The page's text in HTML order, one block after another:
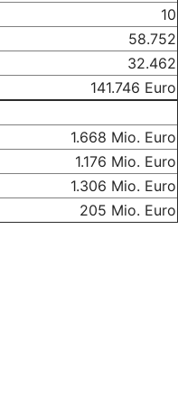
10
58.752
32.462
141.746 Euro
1.668 Mio. Euro
1.176 Mio. Euro
1.306 Mio. Euro
205 Mio. Euro